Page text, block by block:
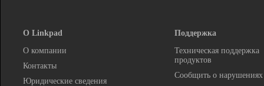
О Linkpad
О компании
Контакты
Юридические сведения
Поддержка
Техническая поддержка
продуктов
Сообщить о нарушениях